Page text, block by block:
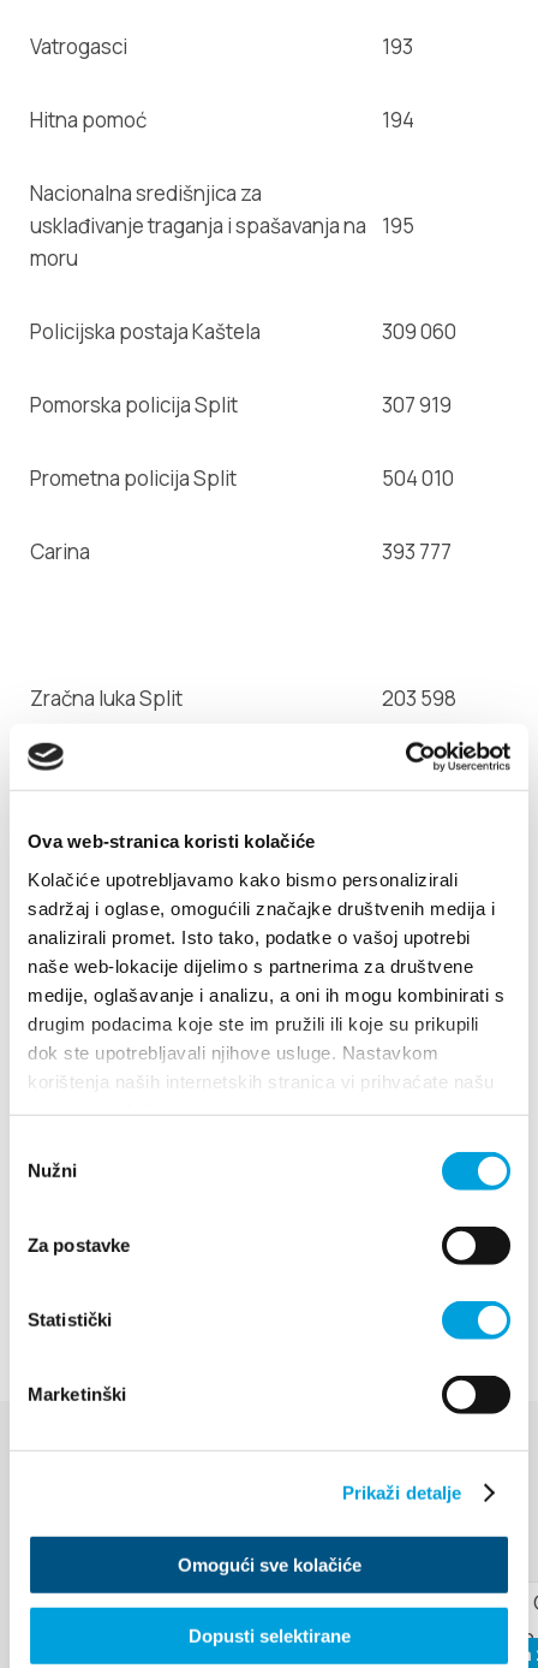
Ova web-stranica koristi kolačiće
Kolačiće upotrebljavamo kako bismo personalizirali
sadržaj i oglase, omogućili značajke društvenih medija i
analizirali promet. Isto tako, podatke o vašoj upotrebi
naše web-lokacije dijelimo s partnerima za društvene
medije, oglašavanje i analizu, a oni ih mogu kombinirati s
drugim podacima koje ste im pružili ili koje su prikupili
dok ste upotrebljavali njihove usluge. Nastavkom
korištenja naših internetskih stranica vi prihvaćate našu
pristanka
Nužni
Za postavke
Statistički
Marketinški
Prikaži detalje
Omogući sve kolačiće
Dopusti selektirane
Vatrogasci 193
Hitna pomoć 194
Nacionalna središnjica za
usklađivanje traganja i spašavanja na
moru
195
Policijska postaja Kaštela 309 060
Pomorska policija Split 307 919
Prometna policija Split 504 010
Carina 393 777
Zračna luka Split 203 598
Lučka kapetanija, ispostava Kaštela 223 441
Jadrolinija 338 333
Croatia Airlines 362 997
26.